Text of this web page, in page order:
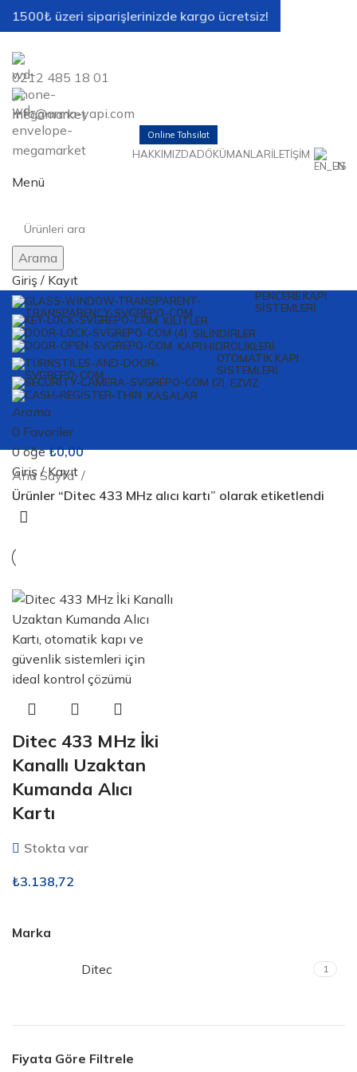
0212 485 18 01
info@arma-yapi.com
Online Tahsilat
HAKKIMIZDADÖKÜMANLARİLETIŞIM
EN
Menü
Arama
Giriş / Kayıt
PENCERE KAPI
SISTEMLERI
KILITLER
SILINDIRLER
KAPI HIDROLIKLERI
OTOMATIK KAPI
SISTEMLERI
EZVIZ
KASALAR
Arama
0 Favoriler
0öğe ₺0,00
Giriş / Kayıt
Marka
Ditec 1
Fiyata Göre Filtrele
Ana Sayfa
Ürünler “Ditec 433 MHz alıcı kartı” olarak etiketlendi
Ditec 433 MHz İki
Kanallı Uzaktan
Kumanda Alıcı
Kartı
Stokta var
₺3.138,72
1500₺ üzeri siparişlerinizde kargo ücretsiz!